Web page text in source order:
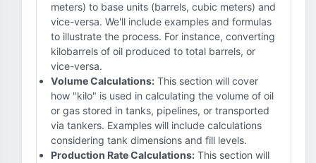
meters) to base units (barrels, cubic meters) and
vice-versa. We'll include examples and formulas
to illustrate the process. For instance, converting
kilobarrels of oil produced to total barrels, or
vice-versa.
Volume Calculations: This section will cover
how "kilo" is used in calculating the volume of oil
or gas stored in tanks, pipelines, or transported
via tankers. Examples will include calculations
considering tank dimensions and fill levels.
Production Rate Calculations: This section will